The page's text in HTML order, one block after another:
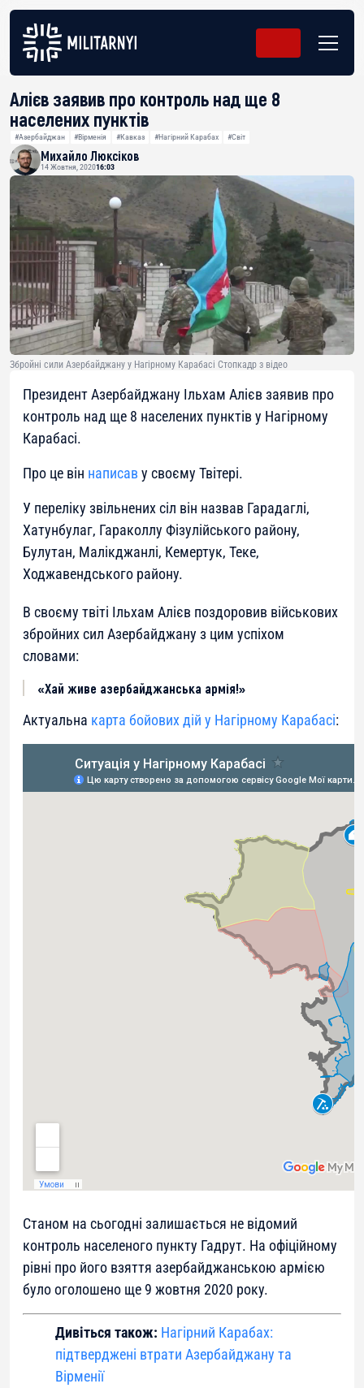
Алієв заявив про контроль над ще 8
населених пунктів
#Азербайджан #Вірменія #Кавказ #Нагірний Карабах #Світ
Михайло Люксіков
14 Жовтня, 202016:03
Збройні сили Азербайджану у Нагірному Карабасі Стопкадр з відео
Президент Азербайджану Ільхам Алієв заявив про
контроль над ще 8 населених пунктів у Нагірному
Карабасі.
Про це він написав у своєму Твітері.
У переліку звільнених сіл він назвав Гарадаглі,
Хатунбулаг, Гараколлу Фізулійського району,
Булутан, Малікджанлі, Кемертук, Теке,
Ходжавендського району.
В своєму твіті Ільхам Алієв поздоровив військових
збройних сил Азербайджану з цим успіхом
словами:
«Хай живе азербайджанська армія!»
Актуальна карта бойових дій у Нагірному Карабасі:
Станом на сьогодні залишається не відомий
контроль населеного пункту Гадрут. На офіційному
рівні про його взяття азербайджанською армією
було оголошено ще 9 жовтня 2020 року.
Дивіться також: Нагірний Карабах:
підтверджені втрати Азербайджану та
Вірменії